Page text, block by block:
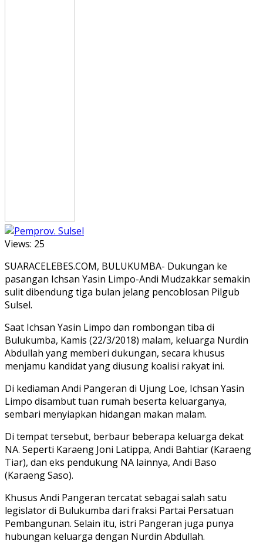
Views: 25
SUARACELEBES.COM, BULUKUMBA- Dukungan ke
pasangan Ichsan Yasin Limpo-Andi Mudzakkar semakin
sulit dibendung tiga bulan jelang pencoblosan Pilgub
Sulsel.
Saat Ichsan Yasin Limpo dan rombongan tiba di
Bulukumba, Kamis (22/3/2018) malam, keluarga Nurdin
Abdullah yang memberi dukungan, secara khusus
menjamu kandidat yang diusung koalisi rakyat ini.
Di kediaman Andi Pangeran di Ujung Loe, Ichsan Yasin
Limpo disambut tuan rumah beserta keluarganya,
sembari menyiapkan hidangan makan malam.
Di tempat tersebut, berbaur beberapa keluarga dekat
NA. Seperti Karaeng Joni Latippa, Andi Bahtiar (Karaeng
Tiar), dan eks pendukung NA lainnya, Andi Baso
(Karaeng Saso).
Khusus Andi Pangeran tercatat sebagai salah satu
legislator di Bulukumba dari fraksi Partai Persatuan
Pembangunan. Selain itu, istri Pangeran juga punya
hubungan keluarga dengan Nurdin Abdullah.